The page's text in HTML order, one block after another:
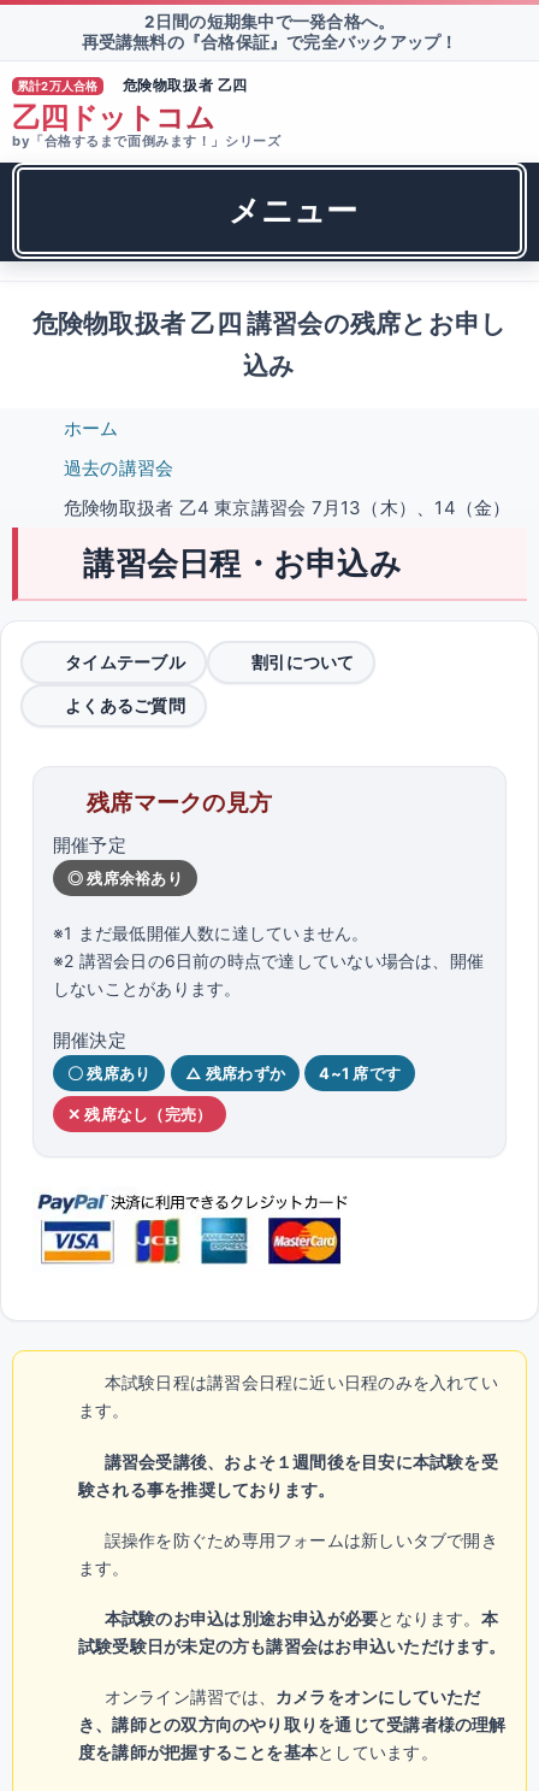
2日間の短期集中で一発合格へ。
再受講無料の『合格保証』で完全バックアップ！
累計2万人合格 危険物取扱者 乙四
乙四ドットコム
by「合格するまで面倒みます！」シリーズ
メニュー
危険物取扱者 乙四 講習会の残席とお申し
込み
ホーム
過去の講習会
危険物取扱者 乙4 東京講習会 7月13（木）、14（金）
講習会日程・お申込み
タイムテーブル 割引について
よくあるご質問
残席マークの見方
開催予定
◎ 残席余裕あり
※1 まだ最低開催人数に達していません。
※2 講習会日の6日前の時点で達していない場合は、開催
しないことがあります。
開催決定
〇 残席あり △ 残席わずか 4~1 席です
✕ 残席なし（完売）
本試験日程は講習会日程に近い日程のみを入れてい
ます。
講習会受講後、およそ１週間後を目安に本試験を受
験される事を推奨しております。
誤操作を防ぐため専用フォームは新しいタブで開き
ます。
本試験のお申込は別途お申込が必要となります。 本
試験受験日が未定の方も講習会はお申込いただけます。
オンライン講習では、 カメラをオンにしていただ
き、講師との双方向のやり取りを通じて受講者様の理解
度を講師が把握することを基本としています。